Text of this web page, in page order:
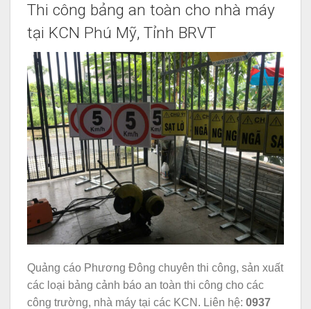
Thi công bảng an toàn cho nhà máy
tại KCN Phú Mỹ, Tỉnh BRVT
Quảng cáo Phương Đông chuyên thi công, sản xuất
các loại bảng cảnh báo an toàn thi công cho các
công trường, nhà máy tại các KCN. Liên hệ:0937